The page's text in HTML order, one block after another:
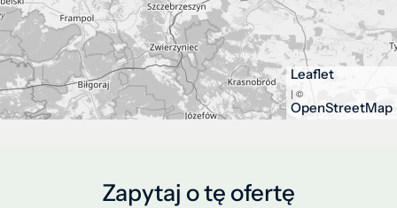
Leaflet
| ©
OpenStreetMap
Zapytaj o tę ofertę